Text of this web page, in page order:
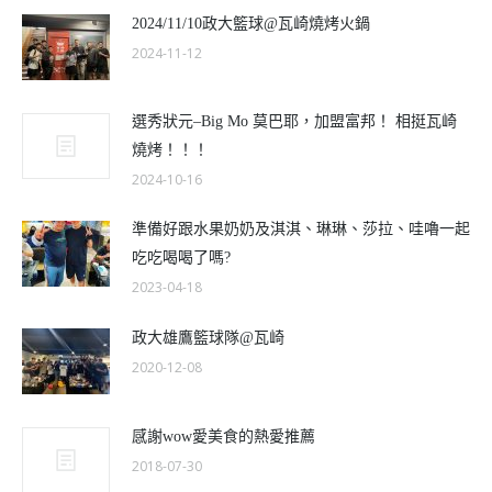
2024/11/10政大籃球@瓦崎燒烤火鍋
2024-11-12
選秀狀元–Big Mo 莫巴耶，加盟富邦！ 相挺瓦崎
燒烤！！！
2024-10-16
準備好跟水果奶奶及淇淇、琳琳、莎拉、哇嚕一起
吃吃喝喝了嗎?
2023-04-18
政大雄鷹籃球隊@瓦崎
2020-12-08
感謝wow愛美食的熱愛推薦
2018-07-30